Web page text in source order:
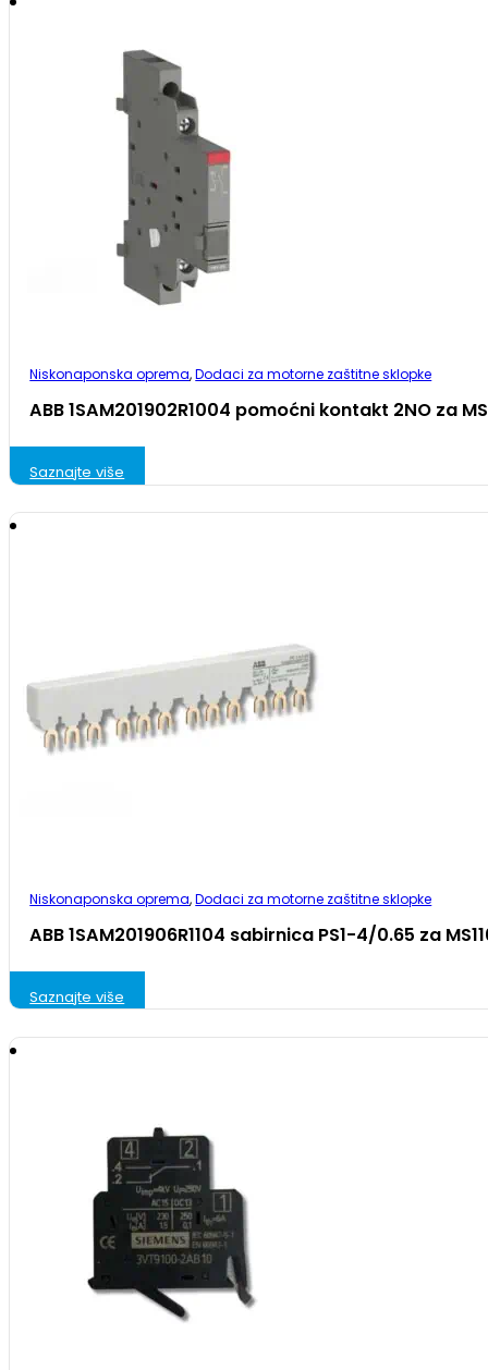
Niskonaponska oprema,Dodaci za motorne zaštitne sklopke
ABB 1SAM201902R1004 pomoćni kontakt 2NO za
Saznajte više
Niskonaponska oprema,Dodaci za motorne zaštitne sklopke
ABB 1SAM201906R1104 sabirnica PS1-4/0.65 za
Saznajte više